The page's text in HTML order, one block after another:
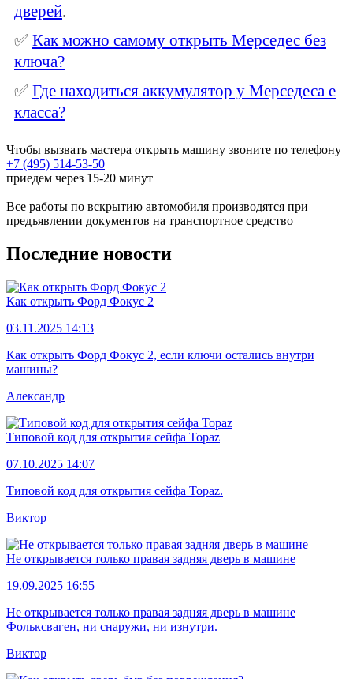
дверей.
✅ Как можно самому открыть Мерседес без
ключа?
✅ Где находиться аккумулятор у Мерседеса е
класса?
Чтобы вызвать мастера открыть машину звоните по телефону
+7 (495) 514-53-50
приедем через 15-20 минут
Все работы по вскрытию автомобиля производятся при
предъявлении документов на транспортное средство
Последние новости
Как открыть Форд Фокус 2
03.11.2025 14:13
Как открыть Форд Фокус 2, если ключи остались внутри
машины?
Александр
Типовой код для открытия сейфа Topaz
07.10.2025 14:07
Типовой код для открытия сейфа Topaz.
Виктор
Не открывается только правая задняя дверь в машине
19.09.2025 16:55
Не открывается только правая задняя дверь в машине
Фольксваген, ни снаружи, ни изнутри.
Виктор